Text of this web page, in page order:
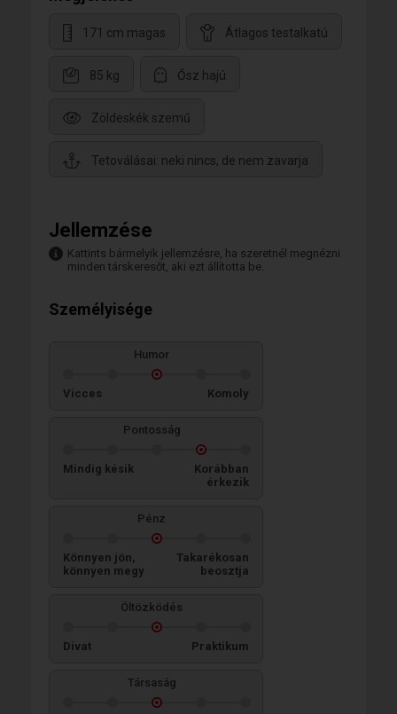
171 cm magas Átlagos testalkatú
85 kg Ősz hajú
Zöldeskék szemű
Tetoválásai: neki nincs, de nem zavarja
Jellemzése
Kattints bármelyik jellemzésre, ha szeretnél megnézni
minden társkeresőt, aki ezt állította be.
Személyisége
Humor
Vicces Komoly
Pontosság
Mindig késik
Korábban
érkezik
Pénz
Könnyen jön,
könnyen megy
Takarékosan
beosztja
Öltözködés
Divat Praktikum
Társaság